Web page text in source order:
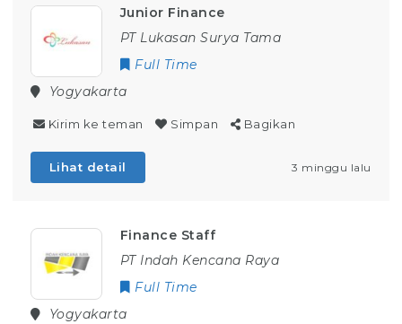
Junior Finance
PT Lukasan Surya Tama
Full Time
Yogyakarta
Kirim ke teman Simpan Bagikan
Lihat detail 3 minggu lalu
Finance Staff
PT Indah Kencana Raya
Full Time
Yogyakarta